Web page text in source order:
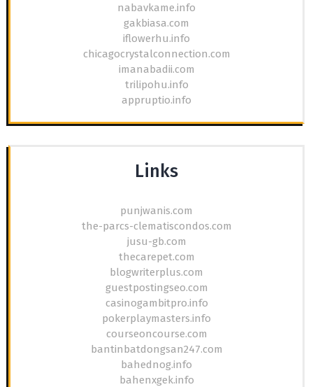
nabavkame.info
gakbiasa.com
iflowerhu.info
chicagocrystalconnection.com
imanabadii.com
trilipohu.info
appruptio.info
Links
punjwanis.com
the-parcs-clematiscondos.com
jusu-gb.com
thecarepet.com
blogwriterplus.com
guestpostingseo.com
casinogambitpro.info
pokerplaymasters.info
courseoncourse.com
bantinbatdongsan247.com
bahednog.info
bahenxgek.info